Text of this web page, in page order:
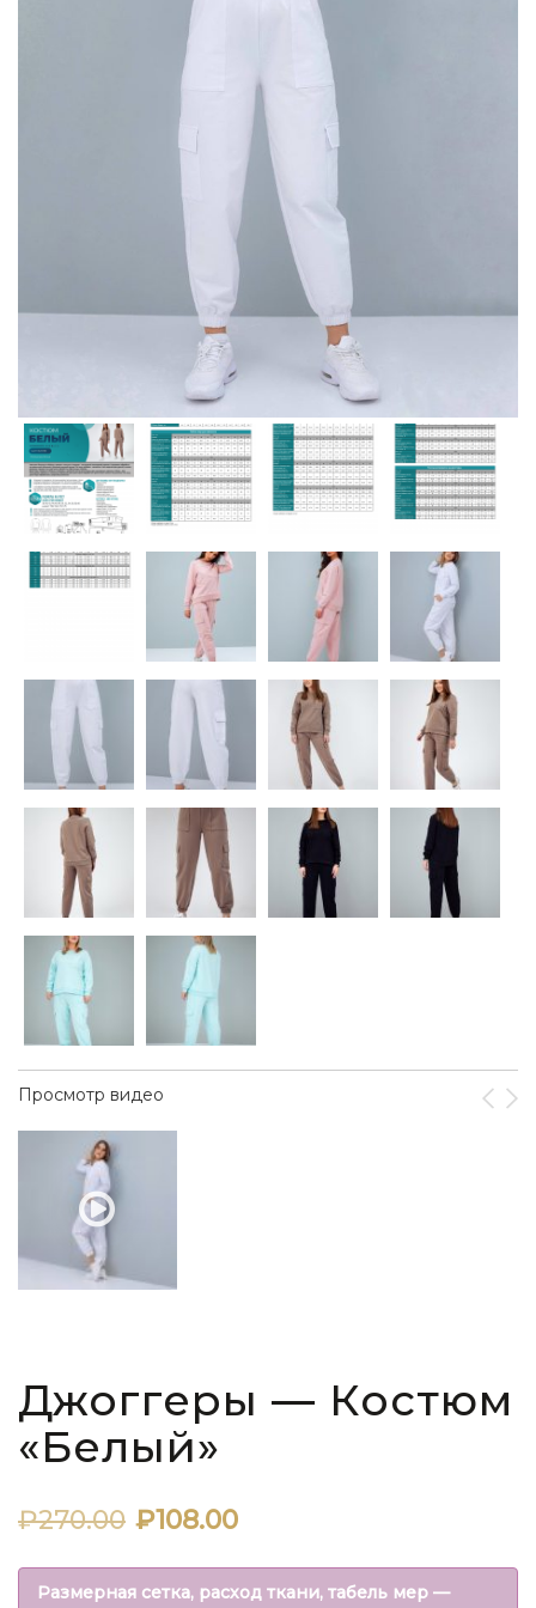
Просмотр видео
Джоггеры — Костюм
«Белый»
₽270.00 Первоначальная
цена
₽108.00Текущая
цена:
Размерная сетка, расход ткани, табель мер —